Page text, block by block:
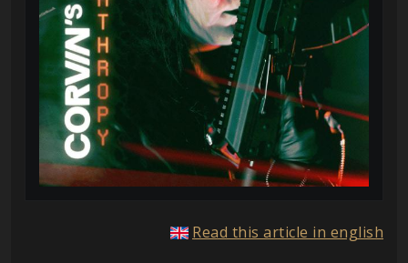
Read this article in english